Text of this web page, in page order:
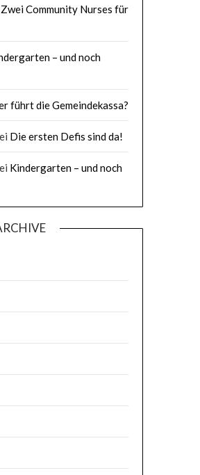
Zwei Community Nurses für
– und noch
führt die Gemeindekassa?
Die ersten Defis sind da!
Kindergarten – und noch